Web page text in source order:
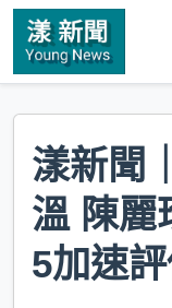
漾新聞
溫 陳麗
5加速